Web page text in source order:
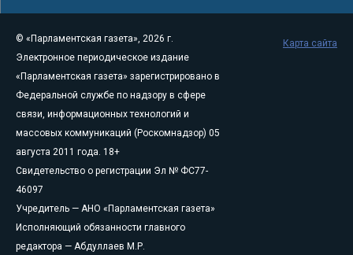
© «Парламентская газета», 2026 г.
Электронное периодическое издание
«Парламентская газета» зарегистрировано в
Федеральной службе по надзору в сфере
связи, информационных технологий и
массовых коммуникаций (Роскомнадзор) 05
августа 2011 года. 18+
Свидетельство о регистрации Эл № ФС77-
46097
Учредитель — АНО «Парламентская газета»
Исполняющий обязанности главного
редактора — Абдуллаев М.Р.
Карта сайта